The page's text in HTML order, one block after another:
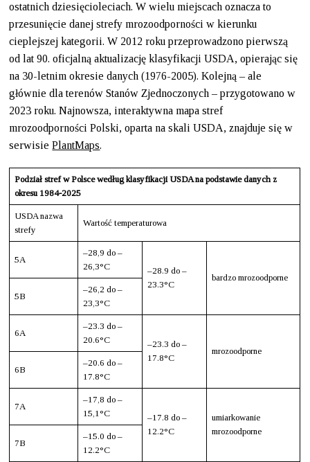
ostatnich dziesięcioleciach. W wielu miejscach oznacza to
przesunięcie danej strefy mrozoodporności w kierunku
cieplejszej kategorii. W 2012 roku przeprowadzono pierwszą
od lat 90. oficjalną aktualizację klasyfikacji USDA, opierając się
na 30-letnim okresie danych (1976-2005). Kolejną – ale
głównie dla terenów Stanów Zjednoczonych – przygotowano w
2023 roku. Najnowsza, interaktywna mapa stref
mrozoodporności Polski, oparta na skali USDA, znajduje się w
serwisiePlantMaps.
Podział stref w Polsce według klasyfikacji USDA na podstawie danych z
okresu 1984-2025
USDA nazwa
strefy
Wartość temperaturowa
5A
–28,9 do –
26,3°C
–28.9 do –
23.3°C
bardzo mrozoodporne
5B
–26,2 do –
23,3°C
6A
–23.3 do –
20.6°C
–23.3 do –
17.8°C
mrozoodporne
6B
–20.6 do –
17.8°C
7A
–17,8 do –
15,1°C
–17.8 do –
12.2°C
umiarkowanie
mrozoodporne
7B
–15.0 do –
12.2°C